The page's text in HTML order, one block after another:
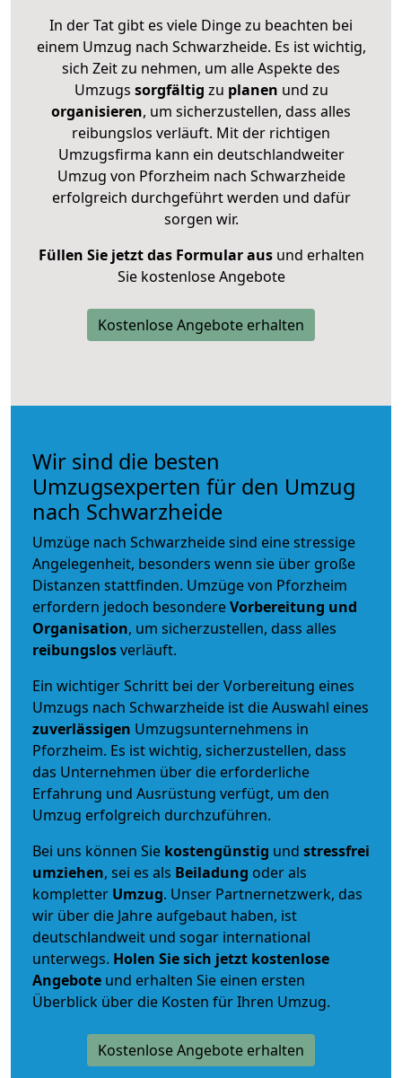
In der Tat gibt es viele Dinge zu beachten bei
einem Umzug nach Schwarzheide. Es ist wichtig,
sich Zeit zu nehmen, um alle Aspekte des
Umzugs sorgfältig zu planen und zu
organisieren, um sicherzustellen, dass alles
reibungslos verläuft. Mit der richtigen
Umzugsfirma kann ein deutschlandweiter
Umzug von Pforzheim nach Schwarzheide
erfolgreich durchgeführt werden und dafür
sorgen wir.
Füllen Sie jetzt das Formular ausund erhalten
Sie kostenlose Angebote
Kostenlose Angebote erhalten
Wir sind die besten
Umzugsexperten für den Umzug
nach Schwarzheide
Umzüge nach Schwarzheide sind eine stressige
Angelegenheit, besonders wenn sie über große
Distanzen stattfinden. Umzüge von Pforzheim
erfordern jedoch besondereVorbereitung und
Organisation, um sicherzustellen, dass alles
reibungslosverläuft.
Ein wichtiger Schritt bei der Vorbereitung eines
Umzugs nach Schwarzheide ist die Auswahl eines
zuverlässigen Umzugsunternehmens in
Pforzheim. Es ist wichtig, sicherzustellen, dass
das Unternehmen über die erforderliche
Erfahrung und Ausrüstung verfügt, um den
Umzug erfolgreich durchzuführen.
Bei uns können Sie kostengünstig und stressfrei
umziehen, sei es als Beiladung oder als
kompletter Umzug. Unser Partnernetzwerk, das
wir über die Jahre aufgebaut haben, ist
deutschlandweit und sogar international
unterwegs. Holen Sie sich jetzt kostenlose
Angebote und erhalten Sie einen ersten
Überblick über die Kosten für Ihren Umzug.
Kostenlose Angebote erhalten